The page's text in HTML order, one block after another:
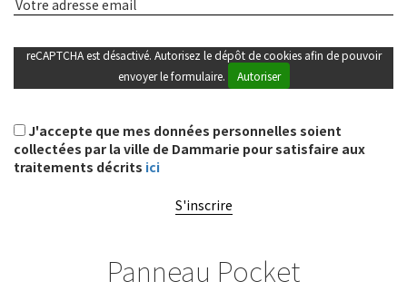
reCAPTCHA est désactivé. Autorisez le dépôt de cookies afin de pouvoir
envoyer le formulaire.
Autoriser
J'accepte que mes données personnelles soient
collectées par la ville de Dammarie pour satisfaire aux
traitements décrits ici
S'inscrire
Panneau Pocket